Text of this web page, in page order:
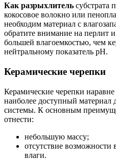
Как разрыхлитель субстрата
кокосовое волокно или
необходим материал с
обратите внимание на перлит
большей влагоемкостью, чем
нейтральному показатель pH.
Керамические черепки
Керамические черепки
наиболее доступный материал
системы. К основным
отнести:
небольшую массу;
отсутствие
влаги.